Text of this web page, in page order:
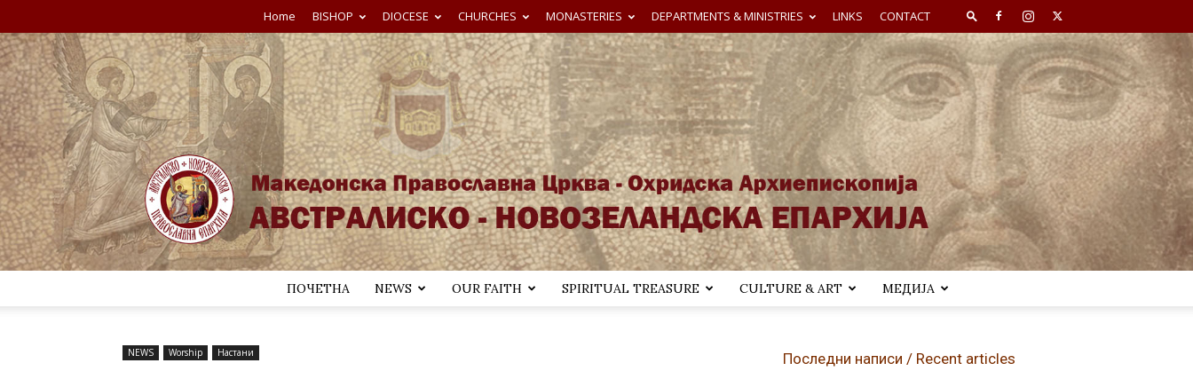
Home BISHOP DIOCESE CHURCHES MONASTERIES DEPARTMENTS & MINISTRIES LINKS CONTACT
ПОЧЕТНА NEWS OUR FAITH SPIRITUAL TREASURE CULTURE & ART МЕДИЈА
NEWS Worship Настани Последни написи / Recent articles